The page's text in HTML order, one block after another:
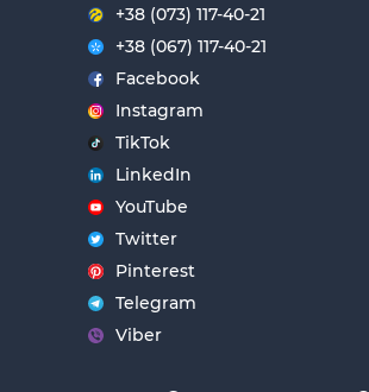
+38 (073) 117-40-21
+38 (067) 117-40-21
Facebook
Instagram
TikTok
LinkedIn
YouTube
Twitter
Pinterest
Telegram
Viber